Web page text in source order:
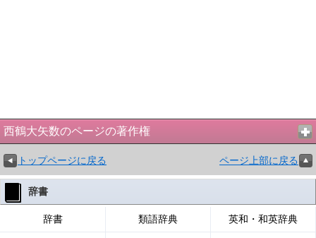
西鶴大矢数のページの著作権
トップページに戻る ページ上部に戻る
辞書
辞書 類語辞典 英和・和英辞典